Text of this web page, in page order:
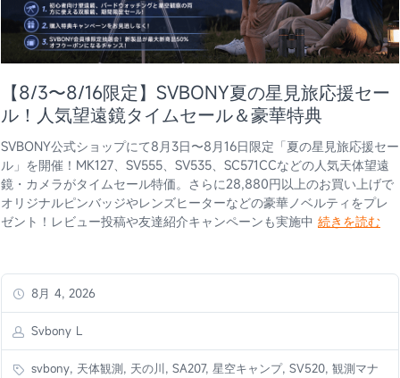
【8/3〜8/16限定】SVBONY夏の星見旅応援セー
ル！人気望遠鏡タイムセール＆豪華特典
SVBONY公式ショップにて8月3日〜8月16日限定「夏の星見旅応援セー
ル」を開催！MK127、SV555、SV535、SC571CCなどの人気天体望遠
鏡・カメラがタイムセール特価。さらに28,880円以上のお買い上げで
オリジナルピンバッジやレンズヒーターなどの豪華ノベルティをプレ
ゼント！レビュー投稿や友達紹介キャンペーンも実施中 続きを読む
8月 4, 2026
Svbony L
svbony, 天体観測, 天の川, SA207, 星空キャンプ, SV520, 観測マナ